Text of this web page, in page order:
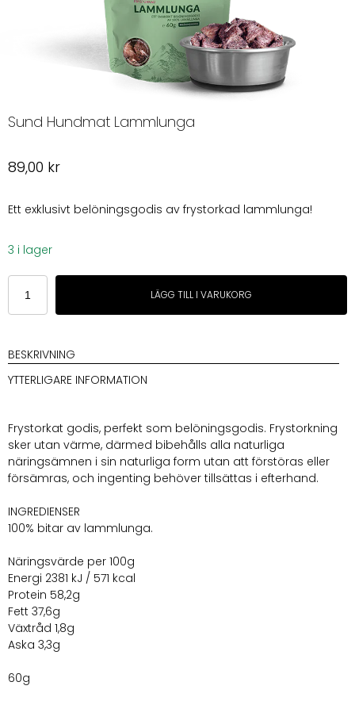
Sund Hundmat Lammlunga
89,00 kr
Ett exklusivt belöningsgodis av frystorkad lammlunga!
3 i lager
Sund
Hundmat
Lammlunga
LÄGG TILL I VARUKORG
BESKRIVNING
YTTERLIGARE INFORMATION
Frystorkat godis, perfekt som belöningsgodis. Frystorkning
sker utan värme, därmed bibehålls alla naturliga
näringsämnen i sin naturliga form utan att förstöras eller
försämras, och ingenting behöver tillsättas i efterhand.
INGREDIENSER
100% bitar av lammlunga.
Näringsvärde per 100g
Energi 2381 kJ / 571 kcal
Protein 58,2g
Fett 37,6g
Växtråd 1,8g
Aska 3,3g
60g